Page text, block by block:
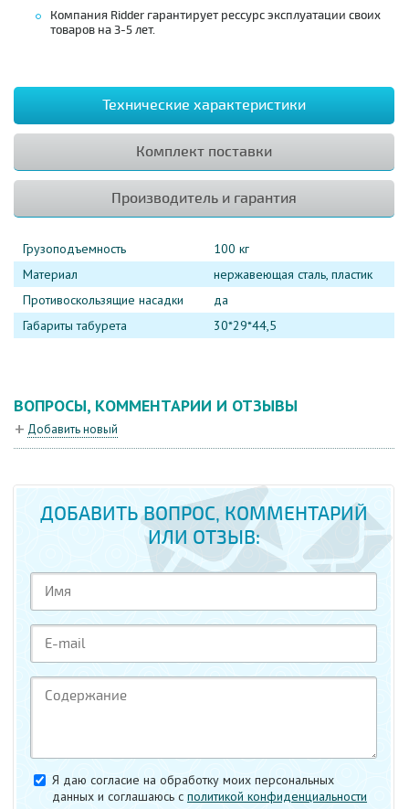
Компания Ridder гарантирует рессурс эксплуатации своих
товаров на 3-5 лет.
Технические характеристики
Комплект поставки
Производитель и гарантия
Грузоподъемность
100 кг
Материал
нержавеющая сталь, пластик
Противоскользящие насадки
да
Габариты табурета
30*29*44,5
ВОПРОСЫ, КОММЕНТАРИИ И ОТЗЫВЫ
Добавить новый
ДОБАВИТЬ ВОПРОС, КОММЕНТАРИЙ
ИЛИ ОТЗЫВ:
Я даю согласие на обработку моих персональных
данных и соглашаюсь c политикой конфиденциальности